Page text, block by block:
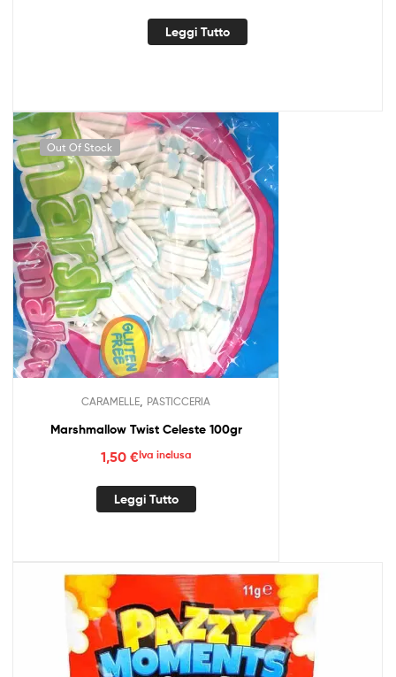
Leggi Tutto
Out Of Stock
CARAMELLE PASTICCERIA
Marshmallow Twist Celeste 100gr
1,50 €Iva inclusa
Leggi Tutto